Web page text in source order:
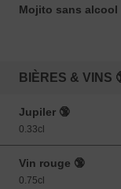
Mojito sans alcool
BIÈRES & VINS
Jupiler 🔞
0.33cl
Vin rouge 🔞
0.75cl